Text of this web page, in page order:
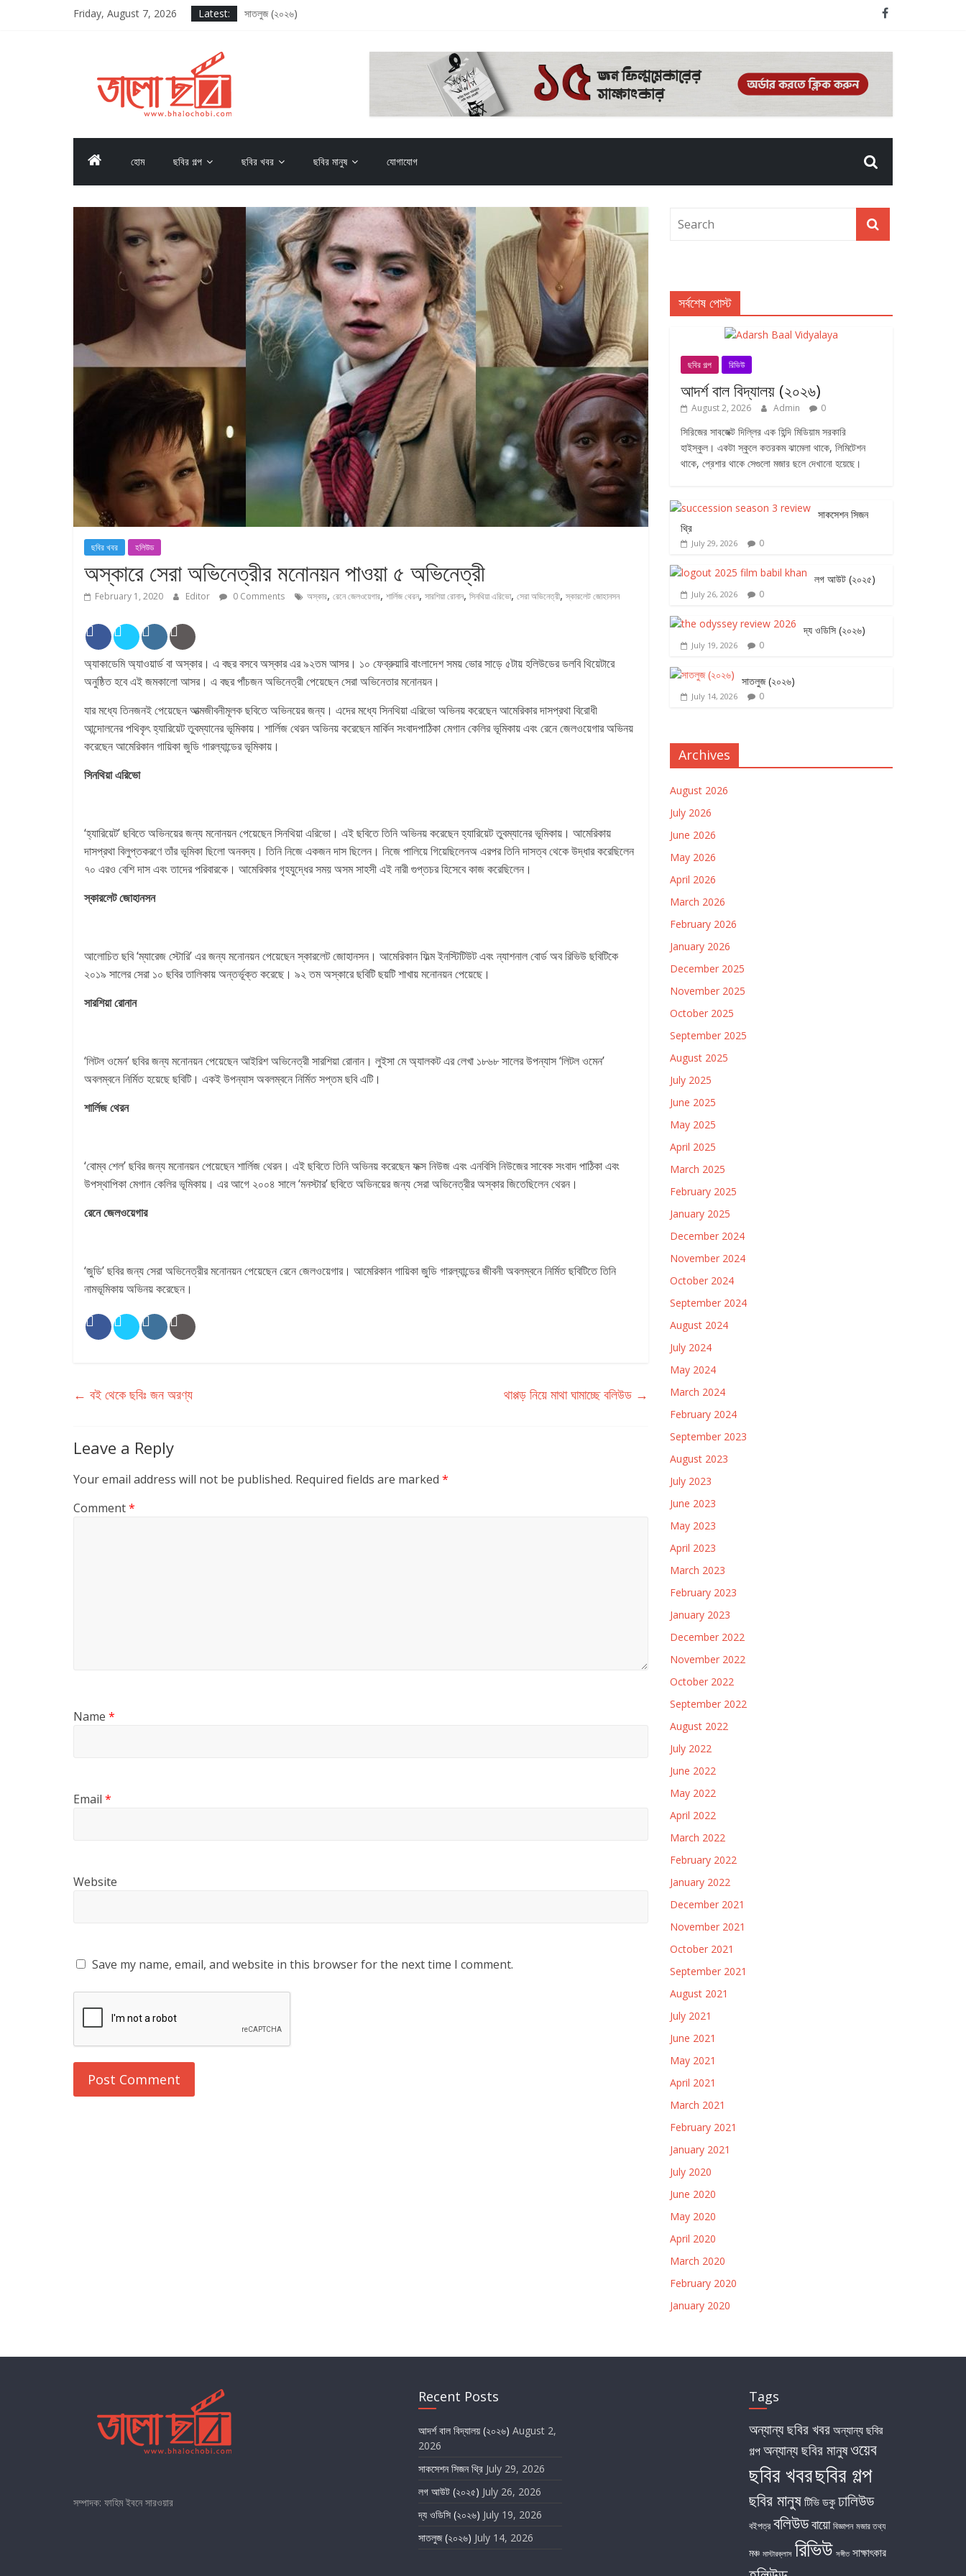
Friday, August 7, 2026 Latest:
সাতলুজ (২০২৬)
হোম ছবির গল্প ছবির খবর ছবির মানুষ যোগাযোগ
ছবির খবর হলিউড
অস্কারে সেরা অভিনেত্রীর মনোনয়ন পাওয়া ৫ অভিনেত্রী
February 1, 2020 Editor 0 Comments অস্কার, রেনে জেলওয়েগার, শার্লিজ থেরন, সারশিয়া রোনান, সিনথিয়া এরিভো, সেরা অভিনেত্রী, স্কারলেট জোহানসন
অ্যাকাডেমি অ্যাওয়ার্ড বা অস্কার। এ বছর বসবে অস্কার এর ৯২তম আসর। ১০ ফেব্রুয়ারি বাংলাদেশ সময় ভোর সাড়ে ৫টায় হলিউডের ডলবি থিয়েটারে
অনুষ্ঠিত হবে এই জমকালো আসর। এ বছর পাঁচজন অভিনেত্রী পেয়েছেন সেরা অভিনেতার মনোনয়ন।
যার মধ্যে তিনজনই পেয়েছেন আত্মজীবনীমূলক ছবিতে অভিনয়ের জন্য। এদের মধ্যে সিনথিয়া এরিভো অভিনয় করেছেন আমেরিকার দাসপ্রথা বিরোধী
আন্দোলনের পথিকৃৎ হ্যারিয়েট তুবম্যানের ভূমিকায়। শার্লিজ থেরন অভিনয় করেছেন মার্কিন সংবাদপাঠিকা মেগান কেলির ভূমিকায় এবং রেনে জেলওয়েগার অভিনয়
করেছেন আমেরিকান গায়িকা জুডি গারল্যান্ডের ভূমিকায়।
সিনথিয়া এরিভো
‘হ্যারিয়েট’ ছবিতে অভিনয়ের জন্য মনোনয়ন পেয়েছেন সিনথিয়া এরিভো। এই ছবিতে তিনি অভিনয় করেছেন হ্যারিয়েট তুবম্যানের ভূমিকায়। আমেরিকায়
দাসপ্রথা বিলুপ্তকরণে তাঁর ভূমিকা ছিলো অনবদ্য। তিনি নিজে একজন দাস ছিলেন। নিজে পালিয়ে গিয়েছিলেনঅ এরপর তিনি দাসত্ব থেকে উদ্ধার করেছিলেন
৭০ এরও বেশি দাস এবং তাদের পরিবারকে। আমেরিকার গৃহযুদ্ধের সময় অসম সাহসী এই নারী গুপ্তচর হিসেবে কাজ করেছিলেন।
স্কারলেট জোহানসন
আলোচিত ছবি ‘ম্যারেজ স্টোরি’ এর জন্য মনোনয়ন পেয়েছেন স্কারলেট জোহানসন। আমেরিকান ফিল্ম ইনস্টিটিউট এবং ন্যাশনাল বোর্ড অব রিভিউ ছবিটিকে
২০১৯ সালের সেরা ১০ ছবির তালিকায় অন্তর্ভূক্ত করেছে। ৯২ তম অস্কারে ছবিটি ছয়টি শাখায় মনোনয়ন পেয়েছে।
সারশিয়া রোনান
‘লিটল ওমেন’ ছবির জন্য মনোনয়ন পেয়েছেন আইরিশ অভিনেত্রী সারশিয়া রোনান। লুইসা মে অ্যালকট এর লেখা ১৮৬৮ সালের উপন্যাস ‘লিটল ওমেন’
অবলম্বনে নির্মিত হয়েছে ছবিটি। একই উপন্যাস অবলম্বনে নির্মিত সপ্তম ছবি এটি।
শার্লিজ থেরন
‘বোম্ব শেল’ ছবির জন্য মনোনয়ন পেয়েছেন শার্লিজ থেরন। এই ছবিতে তিনি অভিনয় করেছেন ফক্স নিউজ এবং এনবিসি নিউজের সাবেক সংবাদ পাঠিকা এবং
উপস্থাপিকা মেগান কেলির ভূমিকায়। এর আগে ২০০৪ সালে ‘মনস্টার’ ছবিতে অভিনয়ের জন্য সেরা অভিনেত্রীর অস্কার জিতেছিলেন থেরন।
রেনে জেলওয়েগার
‘জুডি’ ছবির জন্য সেরা অভিনেত্রীর মনোনয়ন পেয়েছেন রেনে জেলওয়েগার। আমেরিকান গায়িকা জুডি গারল্যান্ডের জীবনী অবলম্বনে নির্মিত ছবিটিতে তিনি
নামভূমিকায় অভিনয় করেছেন।
← বই থেকে ছবিঃ জন অরণ্য থাপ্পড় নিয়ে মাথা ঘামাচ্ছে বলিউড →
Leave a Reply
Your email address will not be published. Required fields are marked *
Comment*
Name *
Email *
Website
Save my name, email, and website in this browser for the next time I comment.
সর্বশেষ পোস্ট
ছবির গল্প রিভিউ
আদর্শ বাল বিদ্যালয় (২০২৬)
August 2, 2026 Admin 0
সিরিজের সাবজেক্ট দিল্লির এক হিন্দি মিডিয়াম সরকারি
হাইস্কুল। একটা স্কুলে কতরকম ঝামেলা থাকে, লিমিটেশন
থাকে, প্রেশার থাকে সেগুলো মজার ছলে দেখানো হয়েছে।
সাকসেশন সিজন
থ্রি
July 29, 2026 0
লগ আউট (২০২৫)
July 26, 2026 0
দ্য ওডিসি (২০২৬)
July 19, 2026 0
সাতলুজ (২০২৬)
July 14, 2026 0
Archives
August 2026
July 2026
June 2026
May 2026
April 2026
March 2026
February 2026
January 2026
December 2025
November 2025
October 2025
September 2025
August 2025
July 2025
June 2025
May 2025
April 2025
March 2025
February 2025
January 2025
December 2024
November 2024
October 2024
September 2024
August 2024
July 2024
May 2024
March 2024
February 2024
September 2023
August 2023
July 2023
June 2023
May 2023
April 2023
March 2023
February 2023
January 2023
December 2022
November 2022
October 2022
September 2022
August 2022
July 2022
June 2022
May 2022
April 2022
March 2022
February 2022
January 2022
December 2021
November 2021
October 2021
September 2021
August 2021
July 2021
June 2021
May 2021
April 2021
March 2021
February 2021
January 2021
July 2020
June 2020
May 2020
April 2020
March 2020
February 2020
January 2020
সম্পাদক: ফাহিম ইবনে সারওয়ার
Recent Posts
আদর্শ বাল বিদ্যালয় (২০২৬) August 2,
2026
সাকসেশন সিজন থ্রি July 29, 2026
লগ আউট (২০২৫) July 26, 2026
দ্য ওডিসি (২০২৬) July 19, 2026
সাতলুজ (২০২৬) July 14, 2026
Tags
অন্যান্য ছবির খবরঅন্যান্য ছবির
গল্পঅন্যান্য ছবির মানুষওয়েব
ছবির খবরছবির গল্প
ছবির মানুষটিভিডকুঢালিউড
বইপত্র বলিউডবায়ো বিজ্ঞাপন মজার তথ্য
মঞ্চ মাস্টারক্লাস রিভিউ সঙ্গীত সাক্ষাৎকার